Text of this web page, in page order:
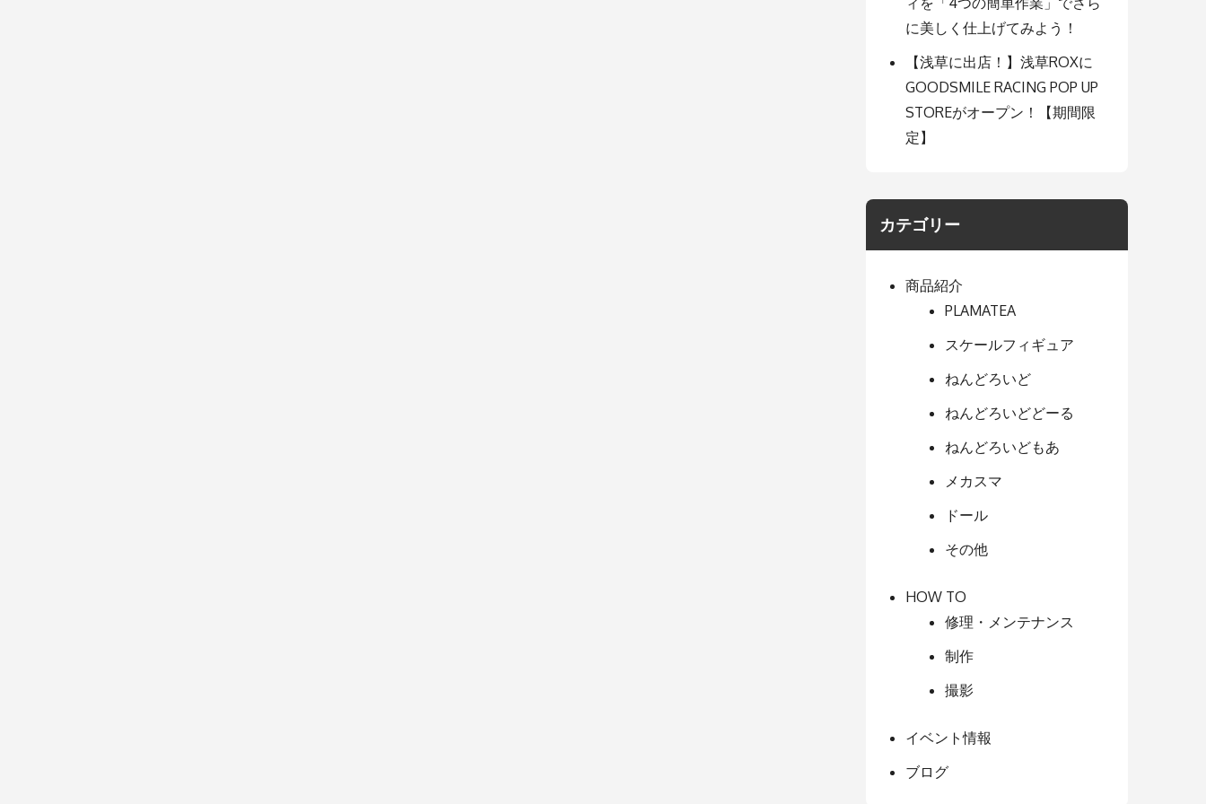
に美しく仕上げてみよう！
【浅草に出店！】浅草ROXに
GOODSMILE RACING POP UP
STOREがオープン！【期間限
定】
カテゴリー
商品紹介
PLAMATEA
スケールフィギュア
ねんどろいど
ねんどろいどどーる
ねんどろいどもあ
メカスマ
ドール
その他
HOW TO
修理・メンテナンス
制作
撮影
イベント情報
ブログ